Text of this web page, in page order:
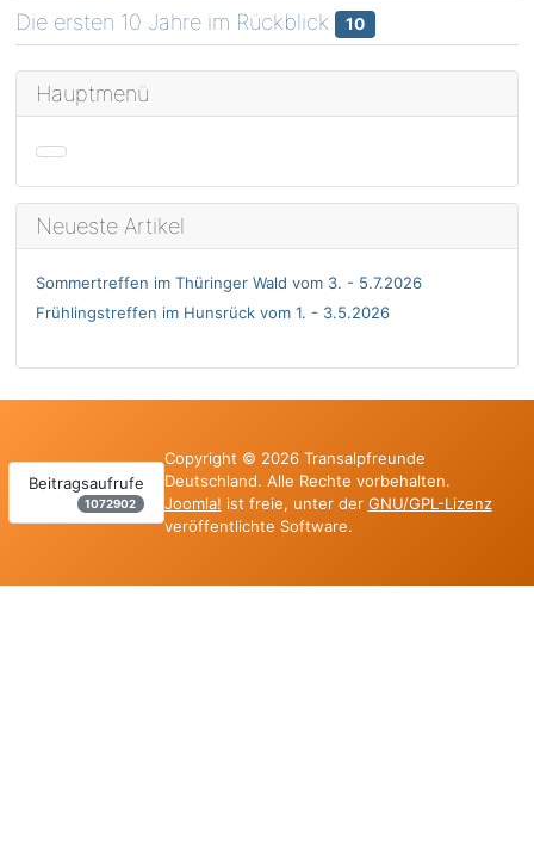
Hauptmenü
Neueste Artikel
Sommertreffen im Thüringer Wald vom 3. - 5.7.2026
Frühlingstreffen im Hunsrück vom 1. - 3.5.2026
Die ersten 10 Jahre im Rückblick 10
Beitragsaufrufe
1072902
Copyright © 2026 Transalpfreunde
Deutschland. Alle Rechte vorbehalten.
Joomla! ist freie, unter der GNU/GPL-Lizenz
veröffentlichte Software.